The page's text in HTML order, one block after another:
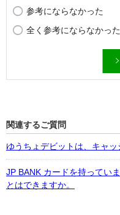
参考にならなかった
全く参考にならなかった
関連するご質問
ゆうちょデビットは、キャッ
JP BANK カードを持ってい
とはできますか。